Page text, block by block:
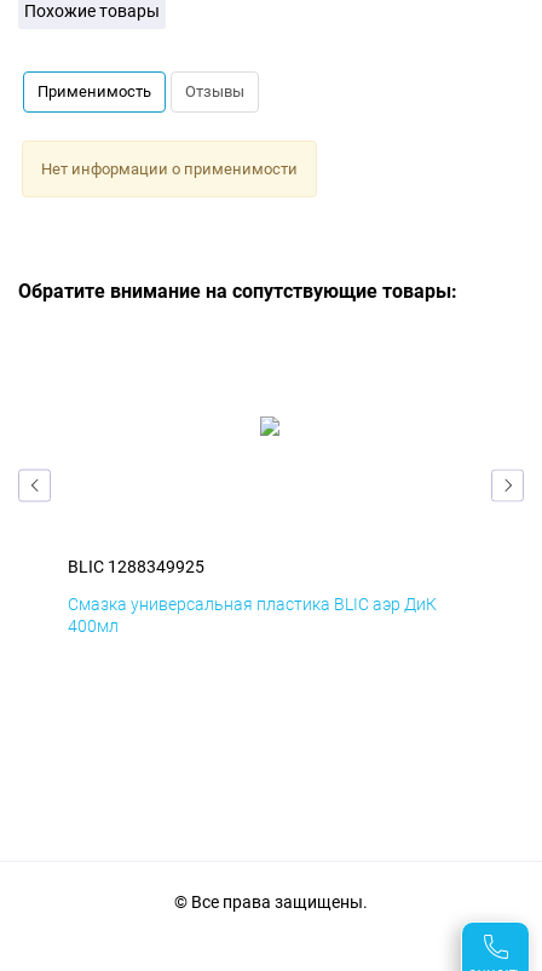
Похожие товары
Применимость Отзывы
Нет информации о применимости
Обратите внимание на сопутствующие товары:
BLIC 1288349925
Смазка универсальная пластика BLIC аэр ДиК
400мл
© Все права защищены.